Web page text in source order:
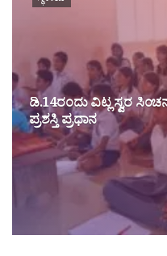
ಡಿ.14ರಂದು ವಿಟ್ಲ ಸ್ವರ
ಪ್ರಶಸ್ತಿ ಪ್ರಧಾನ